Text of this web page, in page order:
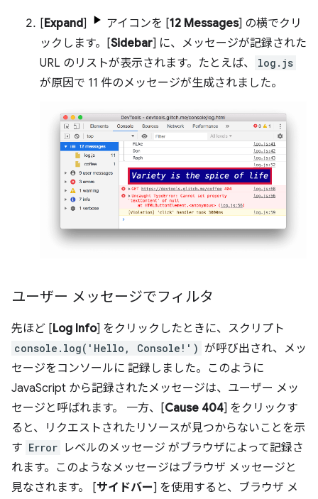
[Expand] アイコンを [12 Messages] の横でクリ
ックします。[Sidebar] に、メッセージが記録された
URL のリストが表示されます。たとえば、
log.js
が原因で 11 件のメッセージが生成されました。
ユーザー メッセージでフィルタ
先ほど [Log Info] をクリックしたときに、スクリプト
console.log('Hello, Console!') が呼び出され、メッ
セージをコンソールに 記録しました。このように
JavaScript から記録されたメッセージは、ユーザー メッ
セージと呼ばれます。 一方、[Cause 404] をクリックす
ると、リクエストされたリソースが見つからないことを示
す Error レベルのメッセージ がブラウザによって記録さ
れます。このようなメッセージはブラウザ メッセージと
見なされます。
[サイドバー] を使用すると、ブラウザ メ